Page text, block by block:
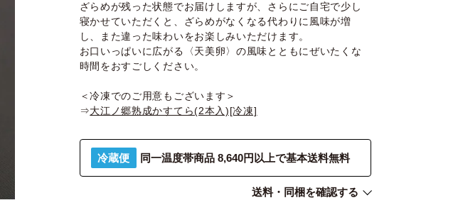
ざらめが残った状態でお届けしますが、さらにご自宅で少し
寝かせていただくと、ざらめがなくなる代わりに風味が増
し、また違った味わいをお楽しみいただけます。
お口いっぱいに広がる〈天美卵〉の風味とともにぜいたくな
時間をおすごしください。
＜冷凍でのご用意もございます＞
⇒大江ノ郷熟成かすてら(2本入)[冷凍]
冷蔵便 同一温度帯商品 8,640円以上で基本送料無料
送料・同梱を確認する